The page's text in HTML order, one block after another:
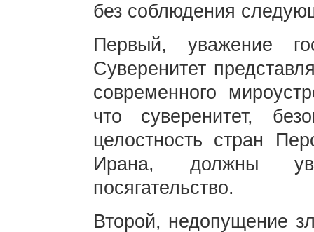
без соблюдения
Первый, уважение
Суверенитет
современного
что суверенитет,
целостность стран
Ирана, должны
посягательство.
Второй, недопущение